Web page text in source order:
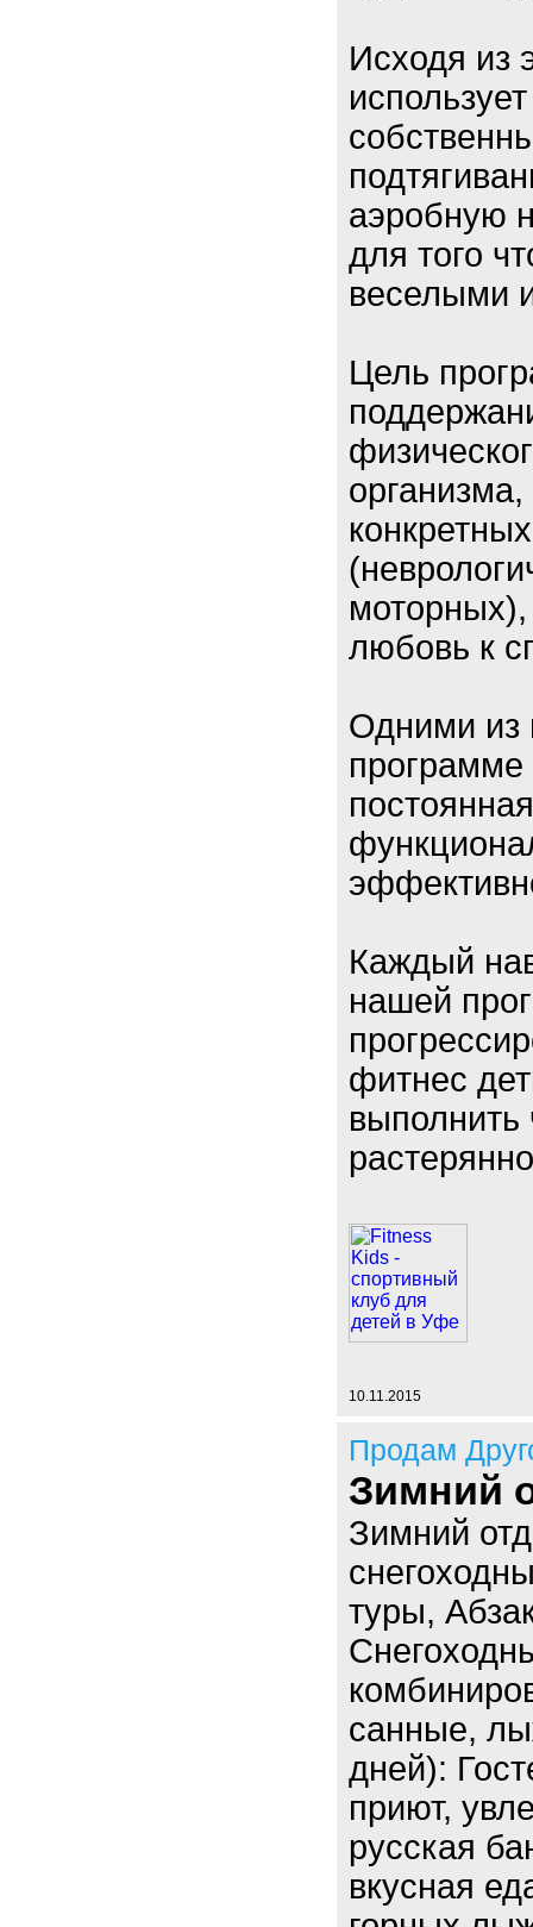
Исходя из
аэробную
для того
веселыми
Цель
моторных),
любовь к
Одними из
программе
Каждый
нашей
фитнес
выполнить
10.11.2015
Продам
Зимний
Зимний
туры,
санные,
дней):
приют,
русская
вкусная